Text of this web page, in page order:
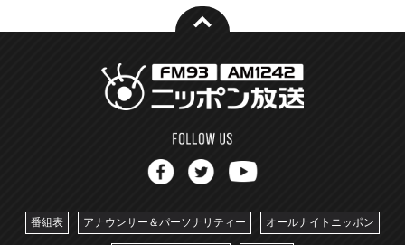
番組表 アナウンサー＆パーソナリティー オールナイトニッポン